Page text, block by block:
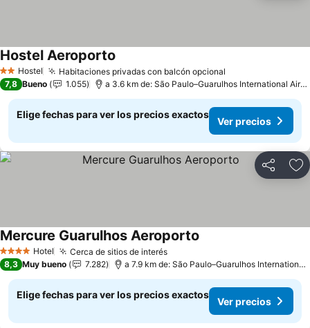
2 Estrellas
Hostel Habitaciones privadas con balcón opcional
Hostel Aeroporto
7,8 Bueno 1.055 a 3.6 km de: São Paulo–Guarulhos International Airport
Elige fechas para ver los precios exactos
Ver precios
Compartir
4 EstrellasHotel Cerca de sitios de interés
Mercure Guarulhos Aeroporto
8,3 Muy bueno 7.282 a 7.9 km de: São Paulo–Guarulhos International Airport
Elige fechas para ver los precios exactos
Ver precios